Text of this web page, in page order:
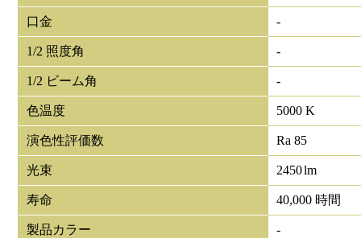
口金 -
1/2 照度角 -
1/2 ビーム角 -
色温度 5000 K
演色性評価数 Ra 85
光束 2450lm
寿命 40,000 時間
製品カラー -